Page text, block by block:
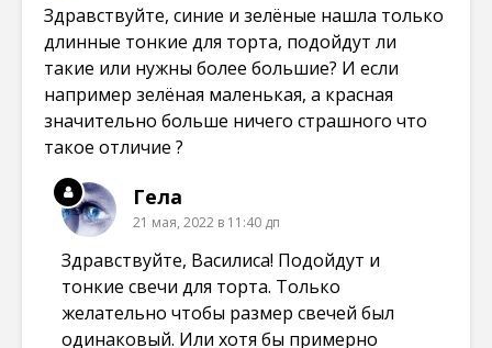
Здравствуйте, синие и зелёные нашла только
длинные тонкие для торта, подойдут ли
такие или нужны более большие? И если
например зелёная маленькая, а красная
значительно больше ничего страшного что
такое отличие ?
Гела
21 мая, 2022 в 11:40 дп
Здравствуйте, Василиса! Подойдут и
тонкие свечи для торта. Только
желательно чтобы размер свечей был
одинаковый. Или хотя бы примерно